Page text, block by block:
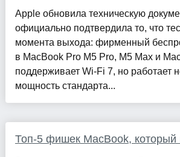
Apple обновила техническую
официально подтвердила то, что
момента выхода: фирменный
в MacBook Pro M5 Pro, M5 Max и
поддерживает Wi-Fi 7, но работает
мощность стандарта...
Топ-5 фишек MacBook, который